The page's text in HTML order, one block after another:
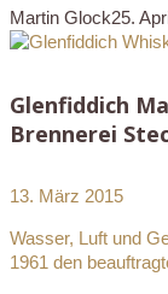
Martin Glock25.
Glenfiddich
Brennerei
13. März 2015
Wasser, Luft und
1961 den